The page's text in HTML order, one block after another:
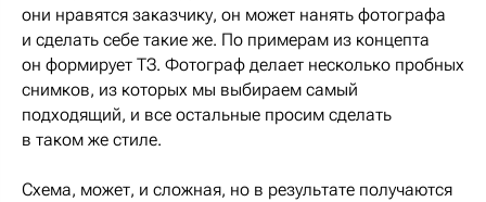
они нравятся заказчику, он может нанять фотографа
и сделать себе такие же. По примерам из концепта
он формирует ТЗ. Фотограф делает несколько пробных
снимков, из которых мы выбираем самый
подходящий, и все остальные просим сделать
в таком же стиле.
Схема, может, и сложная, но в результате получаются